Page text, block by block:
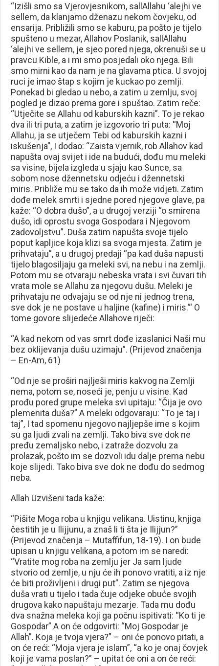
“Izišli smo sa Vjerovjesnikom, sallAllahu ‘alejhi ve
sellem, da klanjamo dženazu nekom čovjeku, od
ensarija. Približili smo se kaburu, pa pošto je tijelo
spušteno u mezar, Allahov Poslanik, sallAllahu
‘alejhi ve sellem, je sjeo pored njega, okrenuši se u
pravcu Kible, a i mi smo posjedali oko njega. Bili
smo mirni kao da nam je na glavama ptica. U svojoj
ruci je imao štap s kojim je kuckao po zemlji.
Ponekad bi gledao u nebo, a zatim u zemlju, svoj
pogled je dizao prema gore i spuštao. Zatim reče:
“Utječite se Allahu od kaburskih kazni”. To je rekao
dva ili tri puta, a zatim je izgovorio tri puta: “Moj
Allahu, ja se utječem Tebi od kaburskih kazni i
iskušenja”, I dodao: “Zaista vjernik, rob Allahov kad
napušta ovaj svijet i ide na budući, dođu mu meleki
sa visine, bijela izgleda u sjaju kao Sunce, sa
sobom nose džennetsku odjeću i džennetski
miris. Približe mu se tako da ih može vidjeti. Zatim
dođe melek smrti i sjedne pored njegove glave, pa
kaže: “O dobra dušo”, a u drugoj verziji “o smirena
dušo, idi oprostu svoga Gospodara i Njegovom
zadovoljstvu”. Duša zatim napušta svoje tijelo
poput kapljice koja klizi sa svoga mjesta. Zatim je
prihvataju”, a u drugoj predaji “pa kad duša napusti
tijelo blagosiljaju ga meleki svi, na nebu i na zemlji.
Potom mu se otvaraju nebeska vrata i svi čuvari tih
vrata mole se Allahu za njegovu dušu. Meleki je
prihvataju ne odvajaju se od nje ni jednog trena,
sve dok je ne postave u haljine (kafine) i miris.”‘ O
tome govore slijedeće Allahove riječi:
“A kad nekom od vas smrt dođe izaslanici Naši mu
bez oklijevanja dušu uzimaju”. (Prijevod značenja
– En-Am, 61)
“Od nje se proširi najlješi miris kakvog na Zemlji
nema, potom se, noseći je, penju u visine. Kad
prođu pored grupe meleka svi upitaju: “Čija je ovo
plemenita duša?” A meleki odgovaraju: “To je taj i
taj”, I tad spomenu njegovo najljepše ime s kojim
su ga ljudi zvali na zemlji. Tako biva sve dok ne
pređu zemaljsko nebo, i zatraže dozvolu za
prolazak, pošto im se dozvoli idu dalje prema nebu
koje slijedi. Tako biva sve dok ne dođu do sedmog
neba.
Allah Uzvišeni tada kaže:
“Pišite Moga roba u knjigu velikana. Uistinu, knjiga
čestitih je u Ilijjunu, a znaš li ti šta je Ilijjun?”
(Prijevod značenja – Mutaffifun, 18-19). I on bude
upisan u knjigu velikana, a potom im se naredi:
“Vratite mog roba na zemlju jer Ja sam ljude
stvorio od zemlje, u nju će ih ponovo vratiti, a iz nje
će biti proživljeni i drugi put”. Zatim se njegova
duša vrati u tijelo i tada čuje odjeke obuće svojih
drugova kako napuštaju mezarje. Tada mu dođu
dva snažna meleka koji ga počnu ispitivati: “Ko ti je
Gospodar” A on će odgovirti: “Moj Gospodar je
Allah”. Koja je tvoja vjera?” – oni će ponovo pitati, a
on će reći: “Moja vjera je islam”, “a ko je onaj čovjek
koji je vama poslan?” – upitat će oni a on će reći: